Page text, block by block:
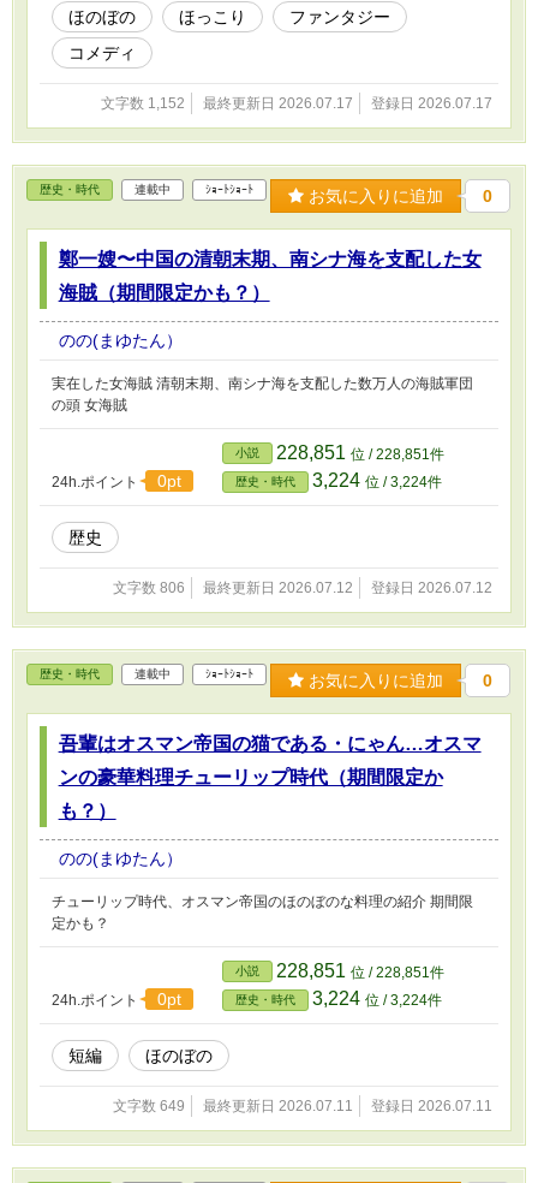
ほのぼの ほっこり
ファンタジー
コメディ
文字数 1,152 最終更新日 2026.07.17 登録日 2026.07.17
歴史・時代 連載中 ｼｮｰﾄｼｮｰﾄ お気に入りに追加 0
鄭一嫂〜中国の清朝末期、南シナ海を支配した女
海賊（期間限定かも？）
のの(まゆたん）
実在した女海賊 清朝末期、南シナ海を支配した数万人の海賊軍団
の頭 女海賊
24h.ポイント 0pt
小説 228,851 位 / 228,851件
歴史・時代 3,224 位 / 3,224件
歴史
文字数 806 最終更新日 2026.07.12 登録日 2026.07.12
歴史・時代 連載中 ｼｮｰﾄｼｮｰﾄ お気に入りに追加 0
吾輩はオスマン帝国の猫である・にゃん…オスマ
ンの豪華料理チューリップ時代（期間限定か
も？）
のの(まゆたん）
チューリップ時代、オスマン帝国のほのぼのな料理の紹介 期間限
定かも？
24h.ポイント 0pt
小説 228,851 位 / 228,851件
歴史・時代 3,224 位 / 3,224件
短編 ほのぼの
文字数 649 最終更新日 2026.07.11 登録日 2026.07.11